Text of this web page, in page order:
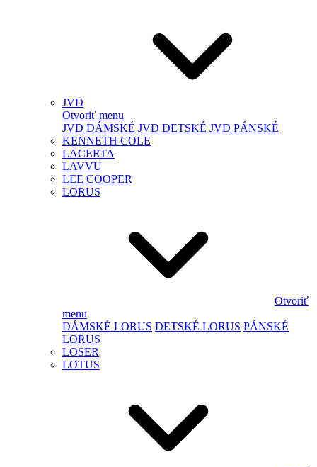
JVD
Otvoriť menu
JVD DÁMSKÉ JVD DETSKÉ JVD PÁNSKÉ
KENNETH COLE
LACERTA
LAVVU
LEE COOPER
LORUS
Otvoriť
menu
DÁMSKÉ LORUS DETSKÉ LORUS PÁNSKÉ
LORUS
LOSER
LOTUS